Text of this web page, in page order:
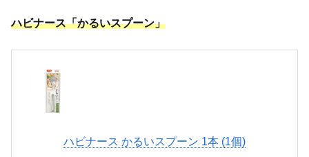
ハビナース「かるいスプーン」
ハビナース かるいスプーン 1本 (1個)